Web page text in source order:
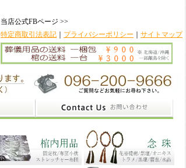
当店公式FBページ >>
特定商取引法表記
プライバシーポリシー サイトマップ